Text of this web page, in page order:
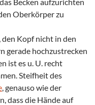
Oberkörper zu
Kopf nicht in den
gerade hochzustrecken
ist es u. U. recht
Steifheit des
, genauso wie der
dass die Hände auf